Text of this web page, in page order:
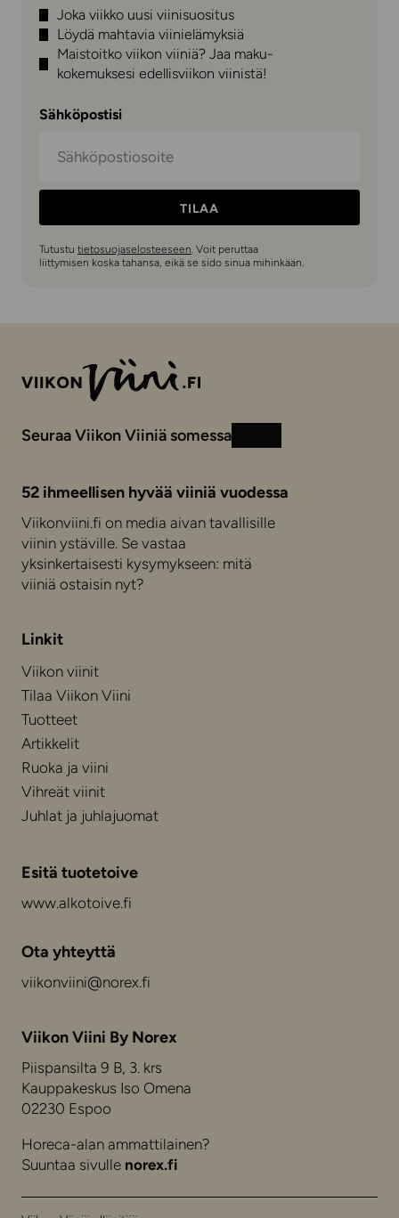
Joka viikko uusi viinisuositus
Löydä mahtavia viinielämyksiä
Maistoitko viikon viiniä? Jaa maku-
kokemuksesi edellisviikon viinistä!
Sähköpostisi
TILAA
Tutustu tietosuojaselosteeseen. Voit peruttaa
liittymisen koska tahansa, eikä se sido sinua mihinkään.
Seuraa Viikon Viiniä somessa Instagram
Facebook
52 ihmeellisen hyvää viiniä vuodessa
Viikonviini.fi on media aivan tavallisille
viinin ystäville. Se vastaa
yksinkertaisesti kysymykseen: mitä
viiniä ostaisin nyt?
Linkit
Viikon viinit
Tilaa Viikon Viini
Tuotteet
Artikkelit
Ruoka ja viini
Vihreät viinit
Juhlat ja juhlajuomat
Esitä tuotetoive
www.alkotoive.fi
Ota yhteyttä
viikonviini@norex.fi
Viikon Viini By Norex
Piispansilta 9 B, 3. krs
Kauppakeskus Iso Omena
02230 Espoo
Horeca-alan ammattilainen?
Suuntaa sivulle norex.fi